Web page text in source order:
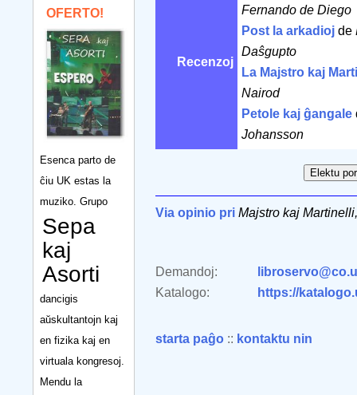
OFERTO!
Esenca parto de
ĉiu UK estas la
muziko. Grupo
Sepa
kaj
Asorti
dancigis
aŭskultantojn kaj
en fizika kaj en
virtuala kongresoj.
Mendu la
Recenzoj
Fernando de Diego
Post la arkadioj de
Daŝgupto
La Majstro kaj
Nairod
Petole kaj ĝangale
Johansson
Via opinio pri Majstro kaj
Demandoj:
Katalogo:
https://
starta paĝo :: kontaktu nin